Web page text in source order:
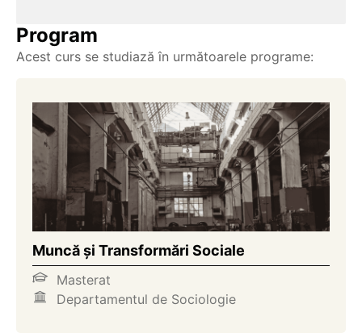
Program
Acest curs se studiază în următoarele programe:
Muncă și Transformări Sociale
Masterat
Departamentul de Sociologie